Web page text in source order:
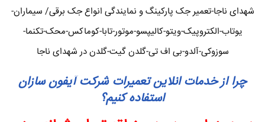
شهدای ناجا-تعمیر جک پارکینگ و نمایندگی انواع جک برقی/ سیماران-
یوتاب-الکتروپیک-ویتو-کالیپسو-موتور-تابا-کوماکس-محک-تکنما-
سوزوکی-آلدو-بی اف تی-گلدن گیت-گلدن در شهدای ناجا
چرا از خدمات انلاین تعمیرات شرکت آیفون سازان
استفاده کنیم؟